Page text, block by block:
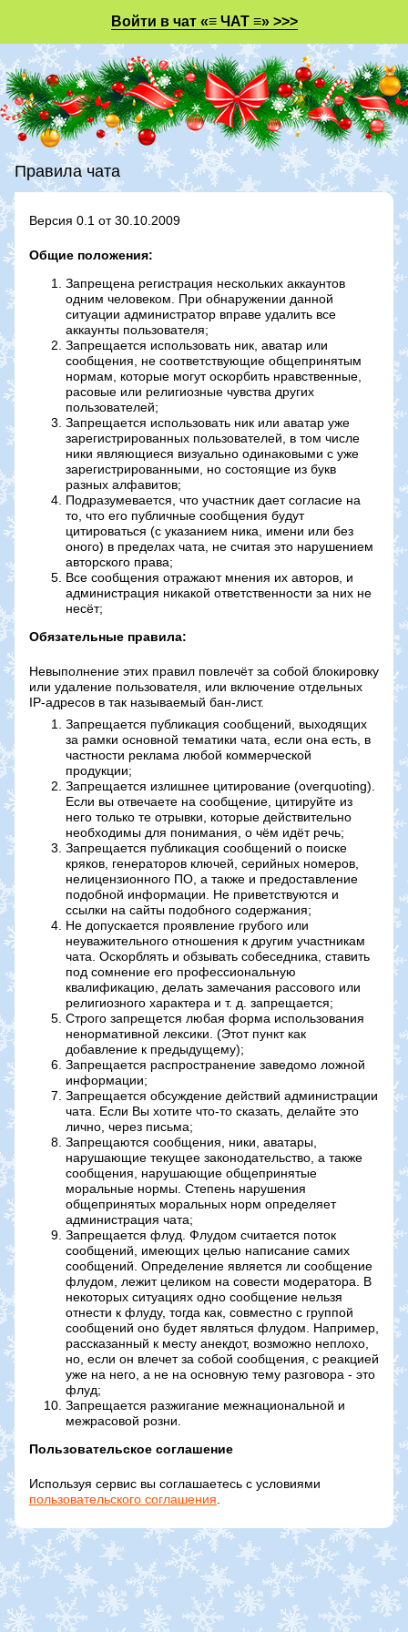
Войти в чат «≡ ЧАТ ≡» >>>
Правила чата
Версия 0.1 от 30.10.2009
Общие положения:
Запрещена регистрация нескольких аккаунтов
одним человеком. При обнаружении данной
ситуации администратор вправе удалить все
аккаунты пользователя;
Запрещается использовать ник, аватар или
сообщения, не соответствующие общепринятым
нормам, которые могут оскорбить нравственные,
расовые или религиозные чувства других
пользователей;
Запрещается использовать ник или аватар уже
зарегистрированных пользователей, в том числе
ники являющиеся визуально одинаковыми с уже
зарегистрированными, но состоящие из букв
разных алфавитов;
Подразумевается, что участник дает согласие на
то, что его публичные сообщения будут
цитироваться (с указанием ника, имени или без
оного) в пределах чата, не считая это нарушением
авторского права;
Все сообщения отражают мнения их авторов, и
администрация никакой ответственности за них не
несёт;
Обязательные правила:
Невыполнение этих правил повлечёт за собой блокировку
или удаление пользователя, или включение отдельных
IP-адресов в так называемый бан-лист.
Запрещается публикация сообщений, выходящих
за рамки основной тематики чата, если она есть, в
частности реклама любой коммерческой
продукции;
Запрещается излишнее цитирование (overquoting).
Если вы отвечаете на сообщение, цитируйте из
него только те отрывки, которые действительно
необходимы для понимания, о чём идёт речь;
Запрещается публикация сообщений о поиске
кряков, генераторов ключей, серийных номеров,
нелицензионного ПО, а также и предоставление
подобной информации. Не приветствуются и
ссылки на сайты подобного содержания;
Не допускается проявление грубого или
неуважительного отношения к другим участникам
чата. Оскорблять и обзывать собеседника, ставить
под сомнение его профессиональную
квалификацию, делать замечания рассового или
религиозного характера и т. д. запрещается;
Строго запрещется любая форма использования
ненормативной лексики. (Этот пункт как
добавление к предыдущему);
Запрещается распространение заведомо ложной
информации;
Запрещается обсуждение действий администрации
чата. Если Вы хотите что-то сказать, делайте это
лично, через письма;
Запрещаются сообщения, ники, аватары,
нарушающие текущее законодательство, а также
сообщения, нарушающие общепринятые
моральные нормы. Степень нарушения
общепринятых моральных норм определяет
администрация чата;
Запрещается флуд. Флудом считается поток
сообщений, имеющих целью написание самих
сообщений. Определение является ли сообщение
флудом, лежит целиком на совести модератора. В
некоторых ситуациях одно сообщение нельзя
отнести к флуду, тогда как, совместно с группой
сообщений оно будет являться флудом. Например,
рассказанный к месту анекдот, возможно неплохо,
но, если он влечет за собой сообщения, с реакцией
уже на него, а не на основную тему разговора - это
флуд;
Запрещается разжигание межнациональной и
межрасовой розни.
Пользовательское соглашение
Используя сервис вы соглашаетесь с условиями
пользовательского соглашения